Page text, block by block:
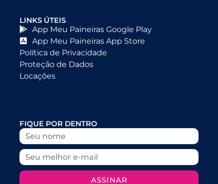
LINKS ÚTEIS
App Meu Paineiras Google Play
App Meu Paineiras App Store
Política de Privacidade
Proteção de Dados
Locações
FIQUE POR DENTRO
ASSINAR